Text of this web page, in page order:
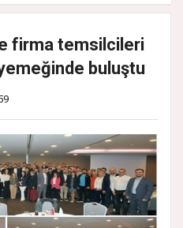
firma temsilcileri
buluştu